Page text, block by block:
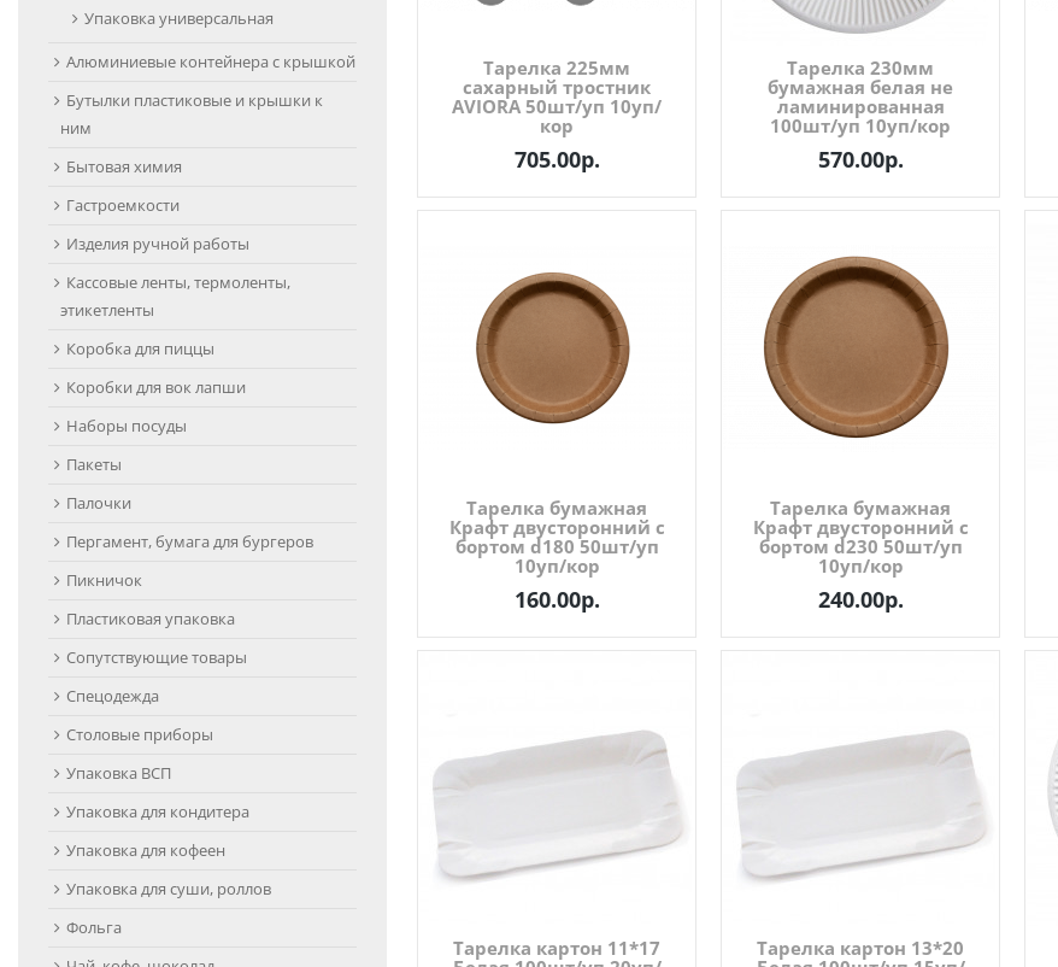
Упаковка универсальная
Алюминиевые контейнера с крышкой
Бутылки пластиковые и крышки к
ним
Бытовая химия
Гастроемкости
Изделия ручной работы
Кассовые ленты, термоленты,
этикетленты
Коробка для пиццы
Коробки для вок лапши
Наборы посуды
Пакеты
Палочки
Пергамент, бумага для бургеров
Пикничок
Пластиковая упаковка
Сопутствующие товары
Спецодежда
Столовые приборы
Упаковка ВСП
Упаковка для кондитера
Упаковка для кофеен
Упаковка для суши, роллов
Фольга
Тарелка 225мм
сахарный тростник
AVIORA 50шт/уп 10уп/
кор
705.00р.
Тарелка 230мм
бумажная белая не
ламинированная
100шт/уп 10уп/кор
570.00р.
Тарелка бумажная
Крафт двусторонний с
бортом d180 50шт/уп
10уп/кор
160.00р.
Тарелка бумажная
Крафт двусторонний с
бортом d230 50шт/уп
10уп/кор
240.00р.
Тарелка картон 11*17
Тарелка картон 13*20